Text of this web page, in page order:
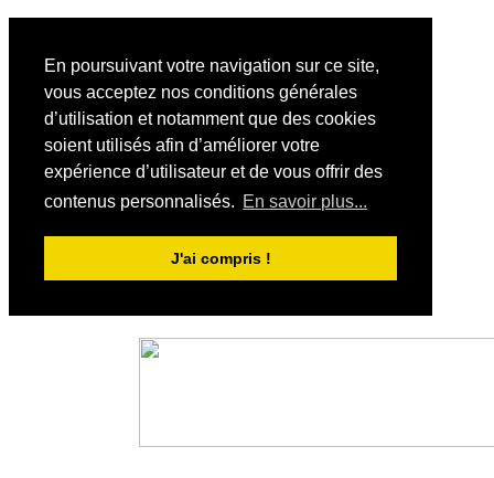
En poursuivant votre navigation sur ce site,
vous acceptez nos conditions générales
d’utilisation et notamment que des cookies
soient utilisés afin d’améliorer votre
expérience d’utilisateur et de vous offrir des
contenus personnalisés. En savoir plus...
J'ai compris !